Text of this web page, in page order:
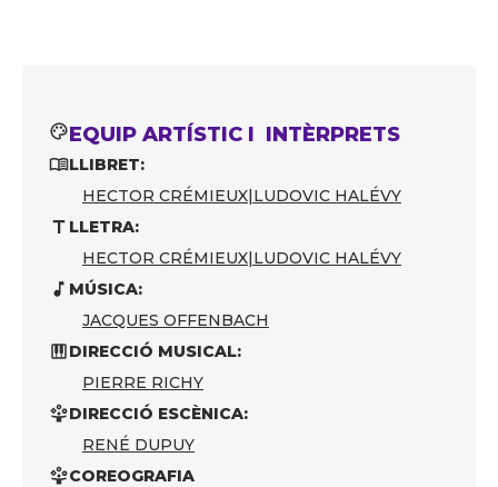
EQUIP ARTÍSTIC I INTÈRPRETS
LLIBRET:
HECTOR CRÉMIEUX|LUDOVIC HALÉVY
LLETRA:
HECTOR CRÉMIEUX|LUDOVIC HALÉVY
MÚSICA:
JACQUES OFFENBACH
DIRECCIÓ MUSICAL:
PIERRE RICHY
DIRECCIÓ ESCÈNICA:
RENÉ DUPUY
COREOGRAFIA